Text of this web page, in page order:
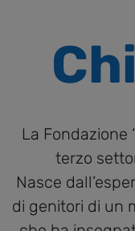
La Fondazione
terzo
Nasce
di genitori di un